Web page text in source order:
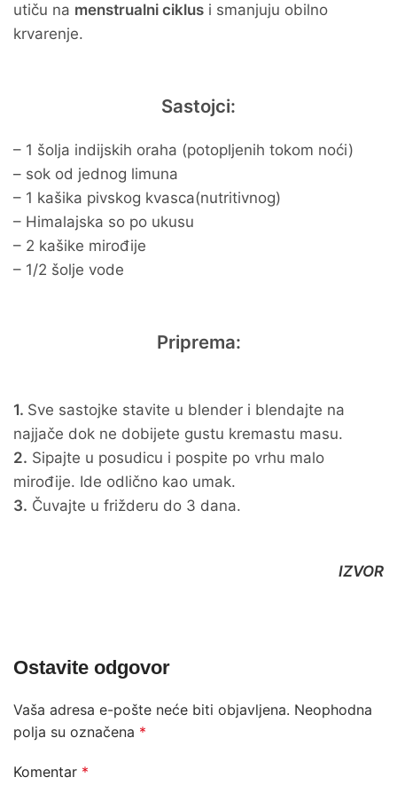
utiču na menstrualni ciklus i smanjuju obilno
krvarenje.
Sastojci:
– 1 šolja indijskih oraha (potopljenih tokom noći)
– sok od jednog limuna
– 1 kašika pivskog kvasca(nutritivnog)
– Himalajska so po ukusu
– 2 kašike mirođije
– 1/2 šolje vode
Priprema:
1. Sve sastojke stavite u blender i blendajte na
najjače dok ne dobijete gustu kremastu masu.
2. Sipajte u posudicu i pospite po vrhu malo
mirođije. Ide odlično kao umak.
3. Čuvajte u frižderu do 3 dana.
IZVOR
Ostavite odgovor
Vaša adresa e-pošte neće biti objavljena. Neophodna
polja su označena *
Komentar *